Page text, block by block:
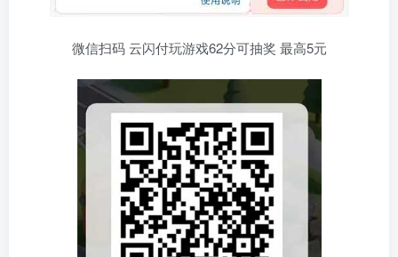
微信扫码 云闪付玩游戏62分可抽奖 最高5元